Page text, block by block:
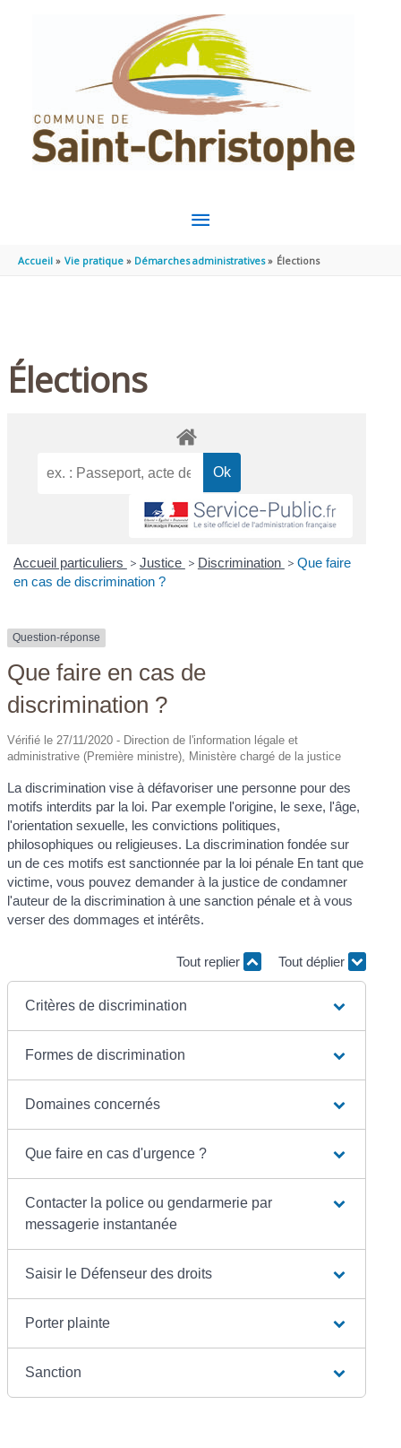
MENU
PRINCIPAL
Accueil Vie pratique Démarches administratives Élections
Élections
Accueil particuliers > Justice > Discrimination > Que faire
en cas de discrimination ?
Question-réponse
Que faire en cas de
discrimination ?
Vérifié le 27/11/2020 - Direction de l'information légale et
administrative (Première ministre), Ministère chargé de la justice
La discrimination vise à défavoriser une personne pour des
motifs interdits par la loi. Par exemple l'origine, le sexe, l'âge,
l'orientation sexuelle, les convictions politiques,
philosophiques ou religieuses. La discrimination fondée sur
un de ces motifs est sanctionnée par la loi pénale En tant que
victime, vous pouvez demander à la justice de condamner
l'auteur de la discrimination à une sanction pénale et à vous
verser des dommages et intérêts.
Tout replier Tout déplier
Critères de discrimination
Formes de discrimination
Domaines concernés
Que faire en cas d'urgence ?
Contacter la police ou gendarmerie par
messagerie instantanée
Saisir le Défenseur des droits
Porter plainte
Sanction